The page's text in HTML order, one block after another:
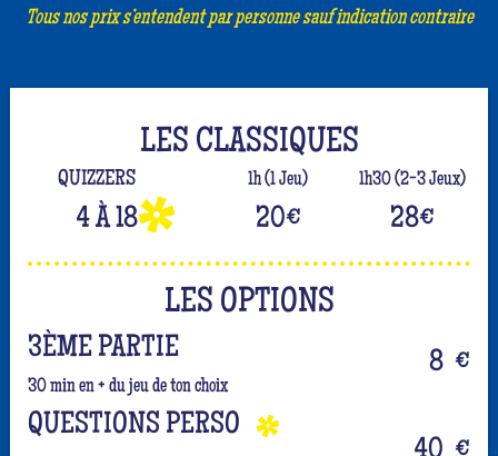
Tous nos prix s’entendent par personne sauf indication contraire
LES CLASSIQUES
QUIZZERS 1h (1 Jeu) 1h30 (2-3 Jeux)
4 À 18 20€ 28€
LES OPTIONS
3ÈME PARTIE
30 min en + du jeu de ton choix
8 €
QUESTIONS PERSO